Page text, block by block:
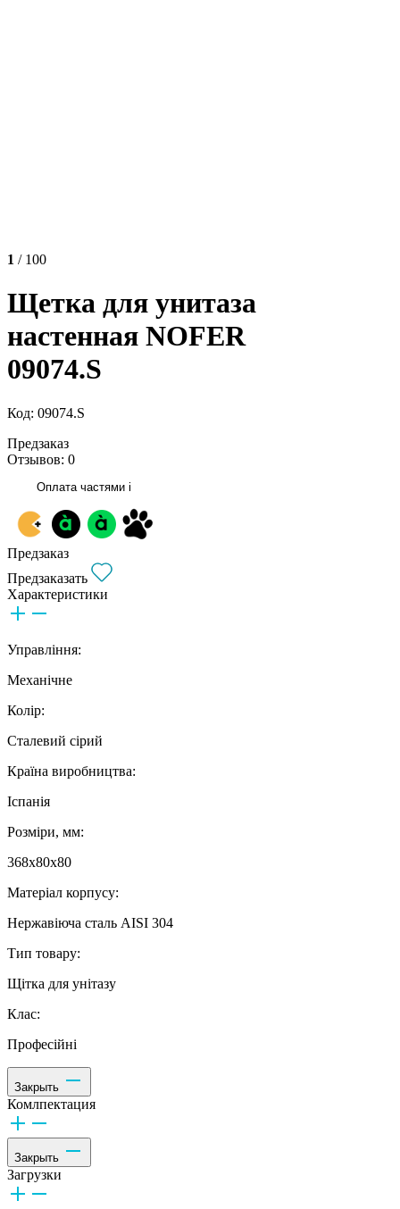
1 / 100
Щетка для унитаза
настенная NOFER
09074.S
Код: 09074.S
Предзаказ
Отзывов: 0
Оплата частями i
Предзаказ
Предзаказать
Характеристики
Управління:
Механічне
Колір:
Сталевий сірий
Країна виробництва:
Іспанія
Розміри, мм:
368х80х80
Матеріал корпусу:
Нержавіюча сталь AISI 304
Тип товару:
Щітка для унітазу
Клас:
Професійні
Закрыть
Комлпектация
Закрыть
Загрузки